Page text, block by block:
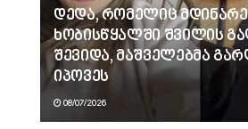
დედა, რომელიც მდინარე
ხობისწყალში შვილის
შევიდა, მაშველებმა
იპოვეს
08/07/2026